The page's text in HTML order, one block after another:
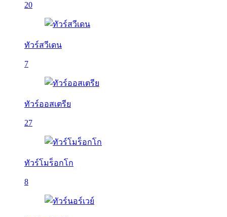
20
ทัวร์สวีเดน
7
ทัวร์ออสเตรีย
27
ทัวร์โมร็อกโก
8